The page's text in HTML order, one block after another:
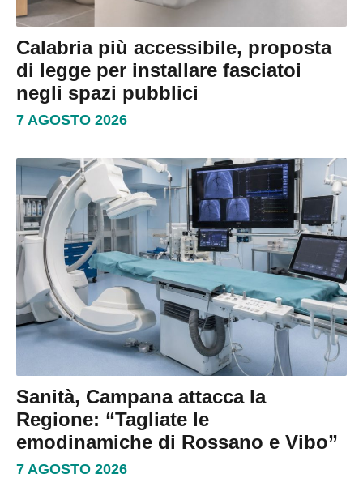
Calabria più accessibile, proposta
di legge per installare fasciatoi
negli spazi pubblici
7 AGOSTO 2026
Sanità, Campana attacca la
Regione: “Tagliate le
emodinamiche di Rossano e Vibo”
7 AGOSTO 2026